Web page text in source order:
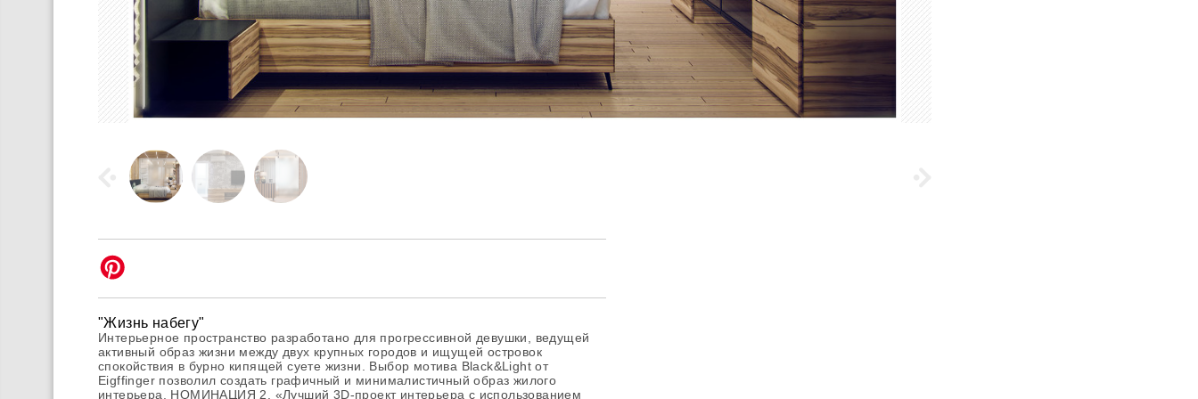
"Жизнь набегу"
Интерьерное пространство разработано для прогрессивной девушки, ведущей
активный образ жизни между двух крупных городов и ищущей островок
спокойствия в бурно кипящей суете жизни. Выбор мотива Black&Light от
Eigffinger позволил создать графичный и минималистичный образ жилого
интерьера. НОМИНАЦИЯ 2. «Лучший 3D-проект интерьера с использованием